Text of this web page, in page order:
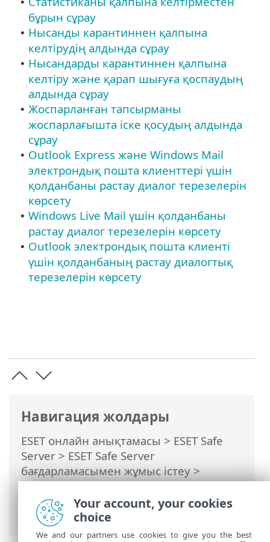
Навигация жолдары
ESET онлайн анықтамасы > ESET Safe
Server > ESET Safe Server
бағдарламасымен жұмыс істеу>
Кеңейтілген орнату>
Хабарландырулар>Интерактивті
ескертулер> Растау хабарлары
бұрын сұрау
• Нысанды карантиннен қалпына
келтірудің алдында сұрау
• Нысандарды карантиннен қалпына
келтіру және қарап шығуға қоспаудың
алдында сұрау
• Жоспарланған тапсырманы
жоспарлағышта іске қосудың алдында
сұрау
• Outlook Express және Windows Mail
электрондық пошта клиенттері үшін
қолданбаны растау диалог терезелерін
көрсету
• Windows Live Mail үшін қолданбаны
растау диалог терезелерін көрсету
• Outlook электрондық пошта клиенті
үшін қолданбаның растау диалогтық
терезелерін көрсету
Your account, your cookies
choice
We and our partners use cookies to give you the best